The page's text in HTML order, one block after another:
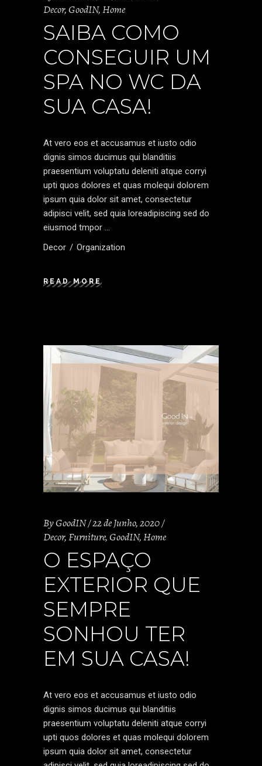
Decor,GoodIN,Home
SAIBA COMO
CONSEGUIR UM
SPA NO WC DA
SUA CASA!
At vero eos et accusamus et iusto odio
dignis simos ducimus qui blanditiis
praesentium voluptatu deleniti atque corryi
upti quos dolores et quas molequi dolorem
ipsum quia dolor sit amet, consectetur
adipisci velit, sed quia loreadipiscing sed do
eiusmod tmpor
Decor
Organization
READ MORE
ByGoodIN 22 de Junho, 2020
Decor,Furniture,GoodIN,Home
O ESPAÇO
EXTERIOR QUE
SEMPRE
SONHOU TER
EM SUA CASA!
At vero eos et accusamus et iusto odio
dignis simos ducimus qui blanditiis
praesentium voluptatu deleniti atque corryi
upti quos dolores et quas molequi dolorem
ipsum quia dolor sit amet, consectetur